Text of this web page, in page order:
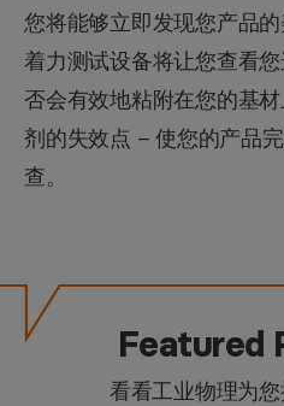
您将能够立即发现您产品
着力测试设备将让您查看
否会有效地粘附在您的基
剂的失效点 – 使您的产品
查。
Featured
看看工业物理为